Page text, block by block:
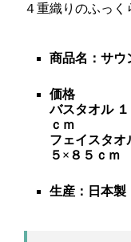
４重織りのふっく
商品名：サウ
価格
バスタオル
ｃｍ
フェイスタオ
５×８５ｃｍ
生産：日本製